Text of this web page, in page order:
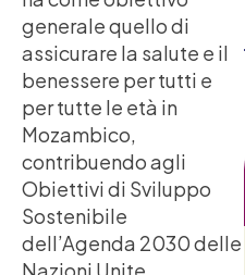
generale quello di
assicurare la salute e il
benessere per tutti e
per tutte le età in
Mozambico,
contribuendo agli
Obiettivi di Sviluppo
Sostenibile
dell’Agenda 2030 delle
Nazioni Unite.